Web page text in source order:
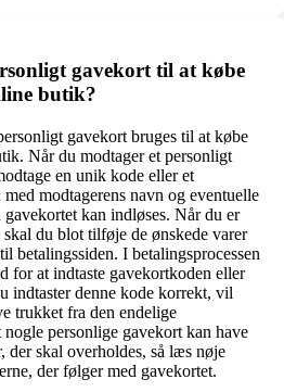
gavekort til at købe
butik?
gavekort bruges til at købe
Når du modtager et personligt
en unik kode eller et
modtagerens navn og eventuelle
kan indløses. Når du er
du blot tilføje de ønskede varer
betalingssiden. I betalingsprocessen
for at indtaste gavekortkoden eller
indtaster denne kode korrekt, vil
trukket fra den endelige
personlige gavekort kan have
skal overholdes, så læs nøje
der følger med gavekortet.